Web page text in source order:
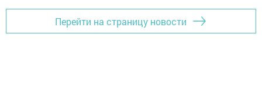
Перейти на страницу новости